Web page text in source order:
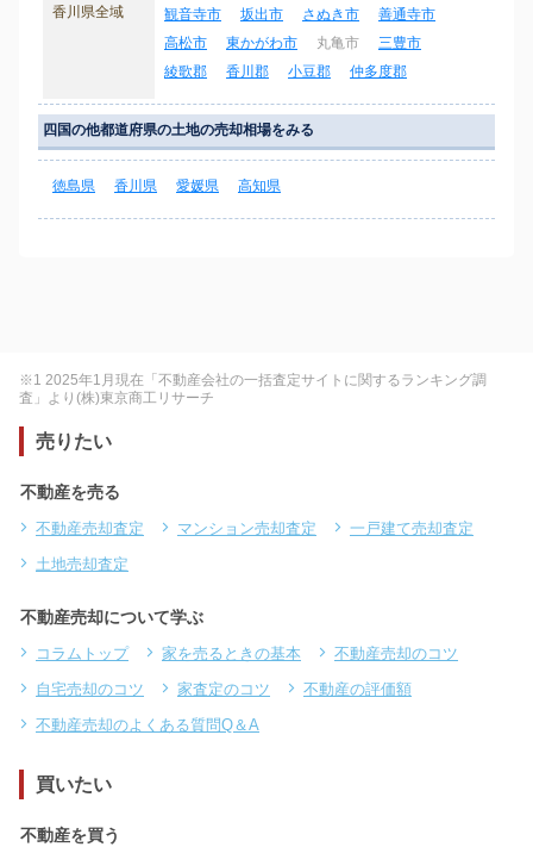
香川県全域 観音寺市 坂出市 さぬき市
善通寺市
高松市
東かがわ市 丸亀市
三豊市
綾歌郡
香川郡 小豆郡 仲多度郡
四国の他都道府県の土地の売却相場をみる
徳島県 香川県 愛媛県 高知県
※1 2025年1月現在「不動産会社の一括査定サイトに関するランキング調
査」より(株)東京商工リサーチ
売りたい
不動産を売る
不動産売却査定 マンション売却査定
一戸建て売却査定
土地売却査定
不動産売却について学ぶ
コラムトップ 家を売るときの基本
不動産売却のコツ
自宅売却のコツ
家査定のコツ
不動産の評価額
不動産売却のよくある質問Q＆A
買いたい
不動産を買う